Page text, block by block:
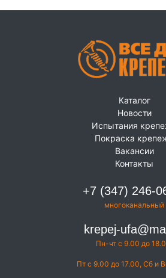
Каталог
Новости
Испытания
Покраска
Вакансии
Контакты
+7 (347) 246-
многоканальный
krepej-
Пн-чт с 9.00 до
Пт с 9.00 до 17.00, Сб и